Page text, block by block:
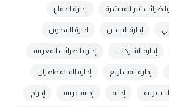
غير المباشرة إدارة الدفاع
إدارة السجن إدارة السجون
إدارة الشركات إدارة الضرائب المغربية
إدارة المشاريع إدارة المياه طهران
عربية إدانة إدانة عربية إدراج